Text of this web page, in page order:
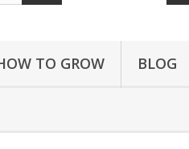
TO GROW BLOG